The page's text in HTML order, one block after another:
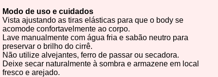
Modo de uso e cuidados
Vista ajustando as tiras elásticas para que o body se
acomode confortavelmente ao corpo.
Lave manualmente com água fria e sabão neutro para
preservar o brilho do cirrê.
Não utilize alvejantes, ferro de passar ou secadora.
Deixe secar naturalmente à sombra e armazene em local
fresco e arejado.